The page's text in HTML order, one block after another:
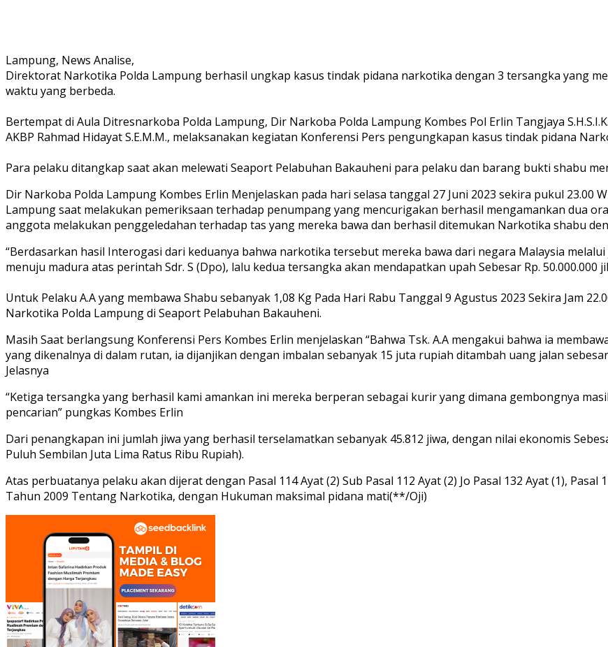
Lampung, News Analise,
Direktorat Narkotika Polda Lampung berhasil ungkap kasus tindak pidana narkotika dengan 3 tersangka yang
waktu yang berbeda.
Bertempat di Aula Ditresnarkoba Polda Lampung, Dir Narkoba Polda Lampung Kombes Pol Erlin Tangjaya
AKBP Rahmad Hidayat S.E.M.M., melaksanakan kegiatan Konferensi Pers pengungkapan kasus tindak pidana
Para pelaku ditangkap saat akan melewati Seaport Pelabuhan Bakauheni para pelaku dan barang bukti shabu
Dir Narkoba Polda Lampung Kombes Erlin Menjelaskan pada hari selasa tanggal 27 Juni 2023 sekira pukul 23.00
Lampung saat melakukan pemeriksaan terhadap penumpang yang mencurigakan berhasil mengamankan dua
anggota melakukan penggeledahan terhadap tas yang mereka bawa dan berhasil ditemukan Narkotika shabu
“Berdasarkan hasil Interogasi dari keduanya bahwa narkotika tersebut mereka bawa dari negara Malaysia
menuju madura atas perintah Sdr. S (Dpo), lalu kedua tersangka akan mendapatkan upah Sebesar Rp.
Untuk Pelaku A.A yang membawa Shabu sebanyak 1,08 Kg Pada Hari Rabu Tanggal 9 Agustus 2023 Sekira Jam
Narkotika Polda Lampung di Seaport Pelabuhan Bakauheni.
Masih Saat berlangsung Konferensi Pers Kombes Erlin menjelaskan “Bahwa Tsk. A.A mengakui bahwa ia
yang dikenalnya di dalam rutan, ia dijanjikan dengan imbalan sebanyak 15 juta rupiah ditambah uang jalan
Jelasnya
“Ketiga tersangka yang berhasil kami amankan ini mereka berperan sebagai kurir yang dimana gembongnya
pencarian” pungkas Kombes Erlin
Dari penangkapan ini jumlah jiwa yang berhasil terselamatkan sebanyak 45.812 jiwa, dengan nilai ekonomis
Puluh Sembilan Juta Lima Ratus Ribu Rupiah).
Atas perbuatanya pelaku akan dijerat dengan Pasal 114 Ayat (2) Sub Pasal 112 Ayat (2) Jo Pasal 132 Ayat (1),
Tahun 2009 Tentang Narkotika, dengan Hukuman maksimal pidana mati(**/Oji)